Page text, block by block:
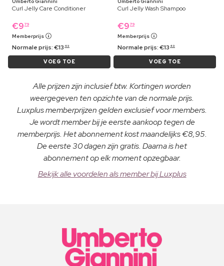
Curl Jelly Care Conditioner
€9 79
Memberprijs
Normale prijs:€13 49
VOEG TOE
Curl Jelly Wash Shampoo
€9 79
Memberprijs
Normale prijs:€13 49
VOEG TOE
Alle prijzen zijn inclusief btw. Kortingen worden
weergegeven ten opzichte van de normale prijs.
Luxplus memberprijzen gelden exclusief voor members.
Je wordt member bij je eerste aankoop tegen de
memberprijs. Het abonnement kost maandelijks €8,95.
De eerste 30 dagen zijn gratis. Daarna is het
abonnement op elk moment opzegbaar.
Bekijk alle voordelen als member bij Luxplus